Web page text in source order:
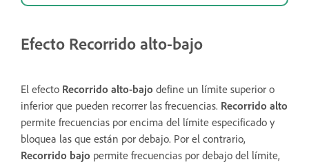
Efecto Recorrido alto-bajo
El efecto Recorrido alto-bajo define un límite superior o
inferior que pueden recorrer las frecuencias. Recorrido alto
permite frecuencias por encima del límite especificado y
bloquea las que están por debajo. Por el contrario,
Recorrido bajo permite frecuencias por debajo del límite,